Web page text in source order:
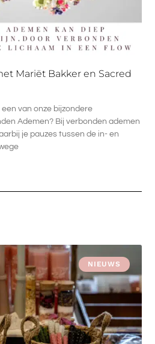
Mariët Bakker en Sacred
van onze bijzondere
Ademen? Bij verbonden ademen
je pauzes tussen de in- en
NIEUWS